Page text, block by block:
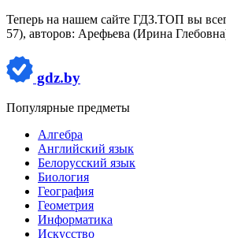
Теперь на нашем сайте ГДЗ.ТОП вы
57), авторов: Арефьева (Ирина
gdz.by
Популярные предметы
Алгебра
Английский язык
Белорусский язык
Биология
География
Геометрия
Информатика
Искусство